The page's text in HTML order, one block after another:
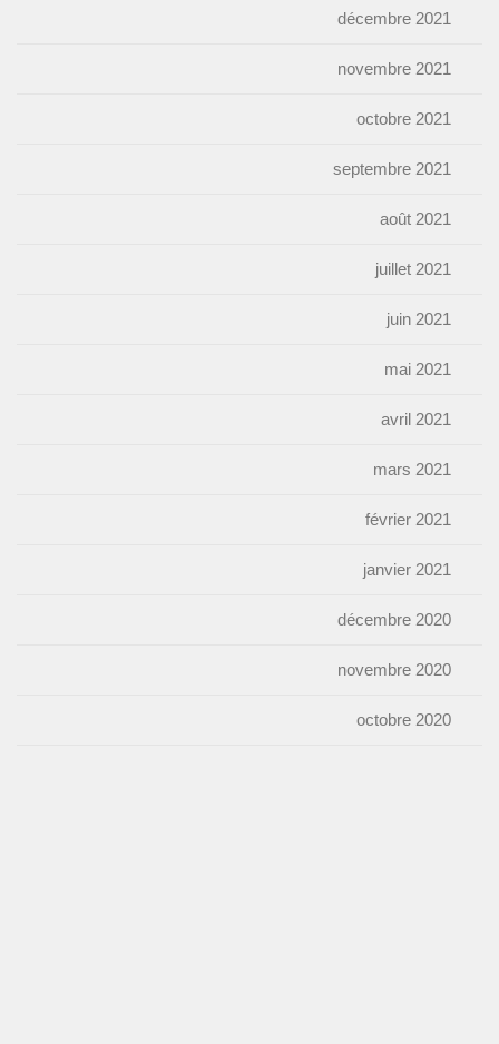
décembre 2021
novembre 2021
octobre 2021
septembre 2021
août 2021
juillet 2021
juin 2021
mai 2021
avril 2021
mars 2021
février 2021
janvier 2021
décembre 2020
novembre 2020
octobre 2020